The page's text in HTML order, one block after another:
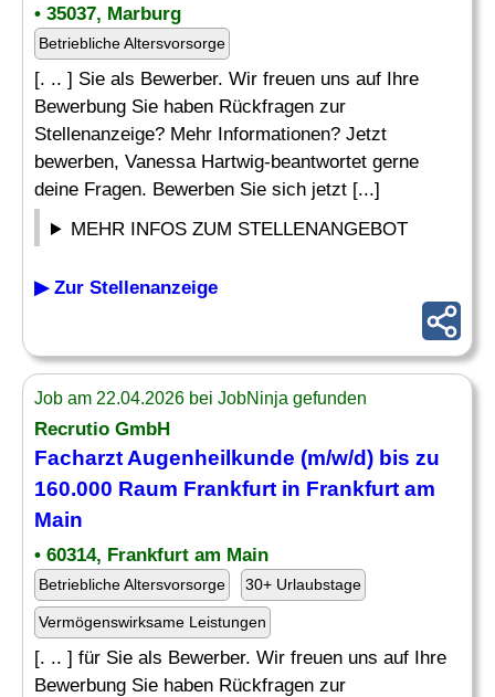
• 35037, Marburg
Betriebliche Altersvorsorge
[. .. ] Sie als Bewerber. Wir freuen uns auf Ihre
Bewerbung Sie haben Rückfragen zur
Stellenanzeige? Mehr Informationen? Jetzt
bewerben, Vanessa Hartwig-beantwortet gerne
deine Fragen. Bewerben Sie sich jetzt [...]
MEHR INFOS ZUM STELLENANGEBOT
▶ Zur Stellenanzeige
Job am 22.04.2026 bei JobNinja gefunden
Recrutio GmbH
Facharzt Augenheilkunde (m/w/d) bis zu
160.000 Raum Frankfurt in Frankfurt am
Main
• 60314, Frankfurt am Main
Betriebliche Altersvorsorge 30+ Urlaubstage
Vermögenswirksame Leistungen
[. .. ] für Sie als Bewerber. Wir freuen uns auf Ihre
Bewerbung Sie haben Rückfragen zur